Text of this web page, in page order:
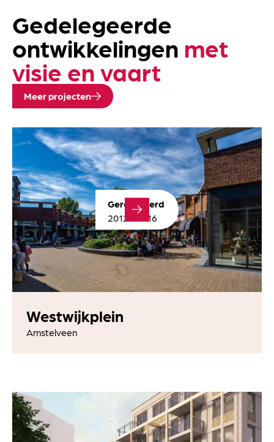
Gedele­geerde
ontwik­kelingen met
visie en vaart
Meer projecten
Gerealiseerd
2012 - 2016
Westwijkplein
Amstelveen